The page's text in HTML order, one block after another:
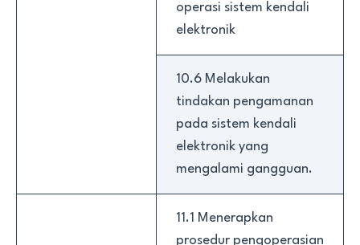
operasi sistem kendali
elektronik
10.6 Melakukan
tindakan pengamanan
pada sistem kendali
elektronik yang
mengalami gangguan.
11.1 Menerapkan
prosedur pengoperasian